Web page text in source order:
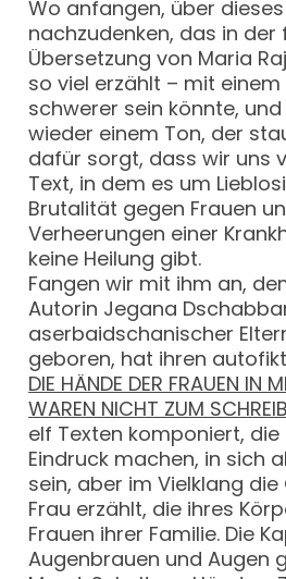
Wo anfangen, über
nachzudenken, das in der
Übersetzung von Maria
so viel erzählt – mit
schwerer sein könnte,
wieder einem Ton, der
dafür sorgt, dass wir uns
Text, in dem es um
Brutalität gegen Frauen
Verheerungen einer
keine Heilung gibt.
Fangen wir mit ihm an,
Autorin Jegana
aserbaidschanischer
geboren, hat ihren
DIE HÄNDE DER FRAUEN IN
WAREN NICHT ZUM
elf Texten komponiert,
Eindruck machen, in sich
sein, aber im Vielklang
Frau erzählt, die ihres
Frauen ihrer Familie. Die
Augenbrauen und Augen